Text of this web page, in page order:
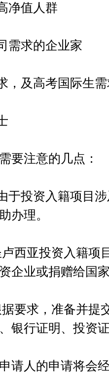
净值人群
需求的企业家
，及高考国际生
要注意的几点：
于投资入籍项目
办理。
西亚投资入籍项
企业或捐赠给国
要求，准备并提
银行证明、投资
请人的申请将会